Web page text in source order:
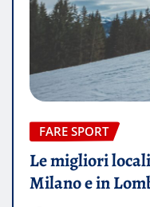
FARE SPORT
Le migliori
Milano e in